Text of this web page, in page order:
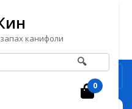
канифоли
🔍
0